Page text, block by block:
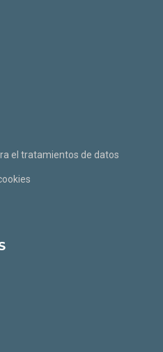
el tratamientos de datos